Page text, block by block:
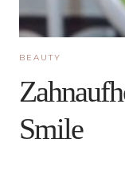
BEAUTY
Smile